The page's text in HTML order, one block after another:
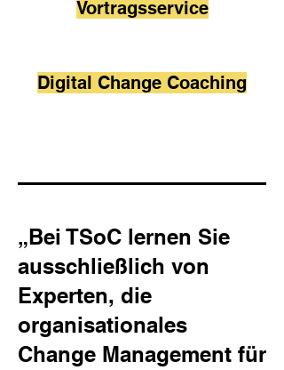
Vortragsservice
Digital Change Coaching
„Bei TSoC lernen Sie
ausschließlich von
Experten, die
organisationales
Change Management für